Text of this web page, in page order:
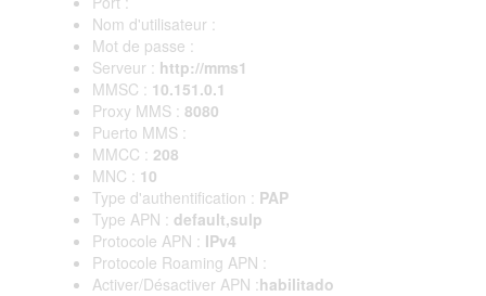
Nom d'utilisateur :
Mot de passe :
Serveur : http://mms1
MMSC : 10.151.0.1
Proxy MMS : 8080
Puerto MMS :
MMCC : 208
MNC : 10
Type d'authentification : PAP
Type APN : default,sulp
Protocole APN : IPv4
Protocole Roaming APN :
Activer/Désactiver APN :habilitado